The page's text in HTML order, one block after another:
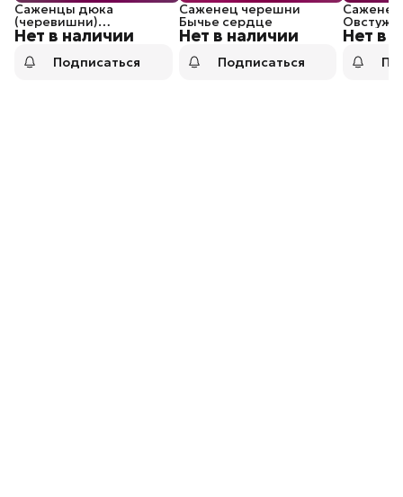
Нет в наличии
Саженцы дюка
(черевишни)
Превосходная
Веньяминова
Подписаться
Нет в наличии
Саженец черешни
Бычье сердце
Подписаться
Нет в